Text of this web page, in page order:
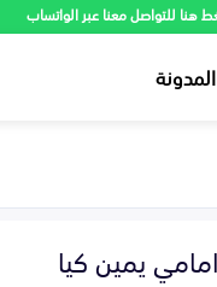
هنا للتواصل معنا عبر الواتساب
المدونة
يمين كيا